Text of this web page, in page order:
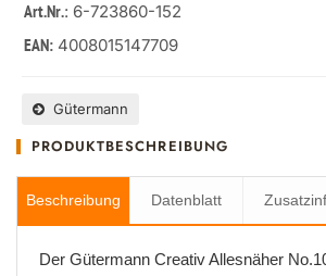
Art.Nr.: 6-723860-152
EAN: 4008015147709
Gütermann
PRODUKTBESCHREIBUNG
Beschreibung Datenblatt
Der Gütermann Creativ Allesnäher